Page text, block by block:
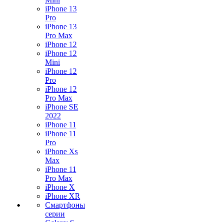
iPhone 13
Pro
iPhone 13
Pro Max
iPhone 12
iPhone 12
Mini
iPhone 12
Pro
iPhone 12
Pro Max
iPhone SE
2022
iPhone 11
iPhone 11
Pro
iPhone Xs
Max
iPhone 11
Pro Max
iPhone X
iPhone XR
Смартфоны
серии